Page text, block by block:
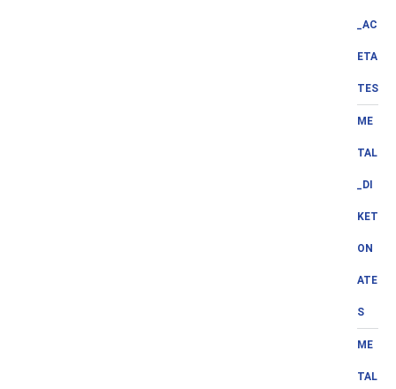
_AC
ETA
TES
ME
TAL
_DI
KET
ON
ATE
S
ME
TAL